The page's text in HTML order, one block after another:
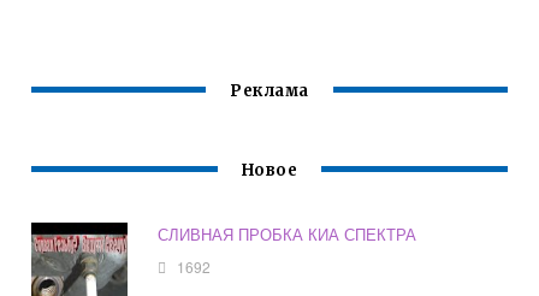
Реклама
Новое
СЛИВНАЯ ПРОБКА КИА СПЕКТРА
1692